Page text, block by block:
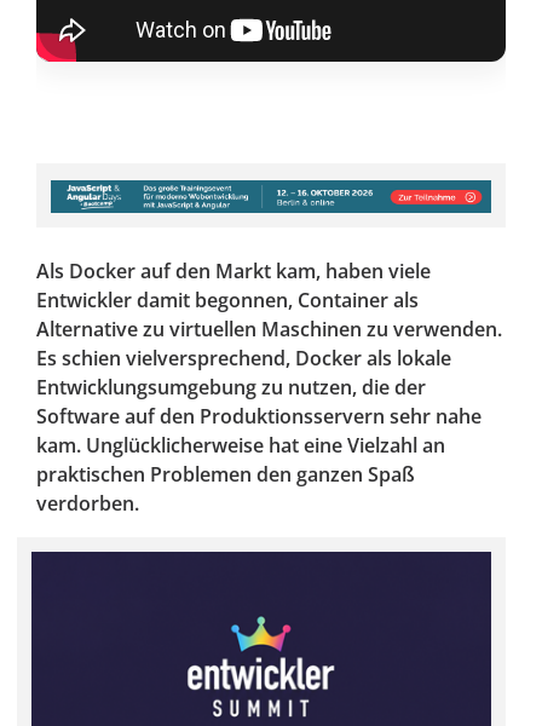
Als Docker auf den Markt kam, haben viele
Entwickler damit begonnen, Container als
Alternative zu virtuellen Maschinen zu verwenden.
Es schien vielversprechend, Docker als lokale
Entwicklungsumgebung zu nutzen, die der
Software auf den Produktionsservern sehr nahe
kam. Unglücklicherweise hat eine Vielzahl an
praktischen Problemen den ganzen Spaß
verdorben.